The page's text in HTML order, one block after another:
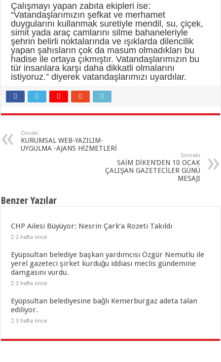
Çalışmayı yapan zabıta ekipleri ise:
“Vatandaşlarımızın şefkat ve merhamet
duygularını kullanmak suretiyle mendil, su, çiçek,
simit yada araç camlarını silme bahaneleriyle
şehrin belirli noktalarında ve ışıklarda dilencilik
yapan şahısların çok da masum olmadıkları bu
hadise ile ortaya çıkmıştır. Vatandaşlarımızın bu
tür insanlara karşı daha dikkatli olmalarını
istiyoruz.” diyerek vatandaşlarımızı uyardılar.
Önceki
KURUMSAL WEB-YAZILIM-
UYGULMA -AJANS HİZMETLERİ
Sonraki
SAİM DİKEN’DEN 10 OCAK
ÇALIŞAN GAZETECİLER GÜNÜ
MESAJI
Benzer Yazılar
CHP Ailesi Büyüyor: Nesrin Çark’a Rozeti Takıldı
2 hafta önce
Eyüpsultan belediye başkan yardımcısı Özgür Nemutlu ile
yerel gazeteci şirket kurduğu iddiası meclis gündemine
damgasını vurdu.
3 hafta önce
Eyüpsultan belediyesine bağlı Kemerburgaz adeta talan
ediliyor.
3 hafta önce